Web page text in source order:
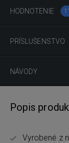
HODNOTENIE 11
PRÍSLUŠENSTVO
NÁVODY
Popis
Vyrobené z